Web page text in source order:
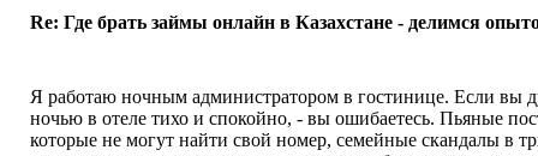
Re: Где брать займы онлайн в Казахстане - делимся
Я работаю ночным администратором в гостинице. Если вы
ночью в отеле тихо и спокойно, - вы ошибаетесь. Пьяные
которые не могут найти свой номер, семейные скандалы в